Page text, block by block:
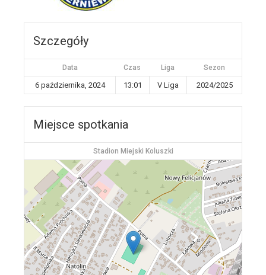
Szczegóły
Data Czas Liga Sezon
6 października, 2024 13:01 V Liga 2024/2025
Miejsce spotkania
Stadion Miejski Koluszki